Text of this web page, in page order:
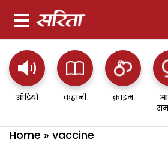
ऑडियो कहानी क्राइम
Home » vaccine